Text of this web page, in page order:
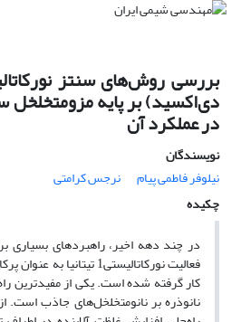
بررسی روش‌های سنتز
دی‌اکسید) بر پایه مزومتخلخل
در عملکرد آن
نویسندگان
نیلوفر فاطمی پیام
نرجس کرامتی
چکیده
در چند دهه‌ اخیر، راهبرد‌های بسیاری
کار گرفته شده است. یکی از مفیدترین
نانوذره بر نانومتخلخل‌های جاذب است.